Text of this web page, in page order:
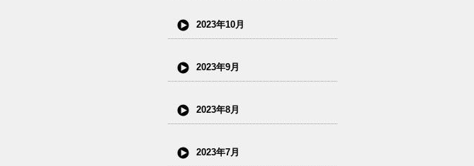
2023年10月
2023年9月
2023年8月
2023年7月